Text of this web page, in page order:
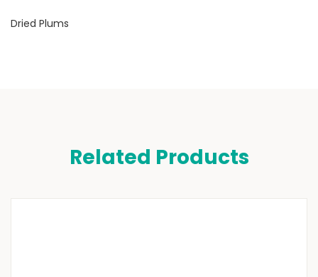
Dried Plums
Related Products